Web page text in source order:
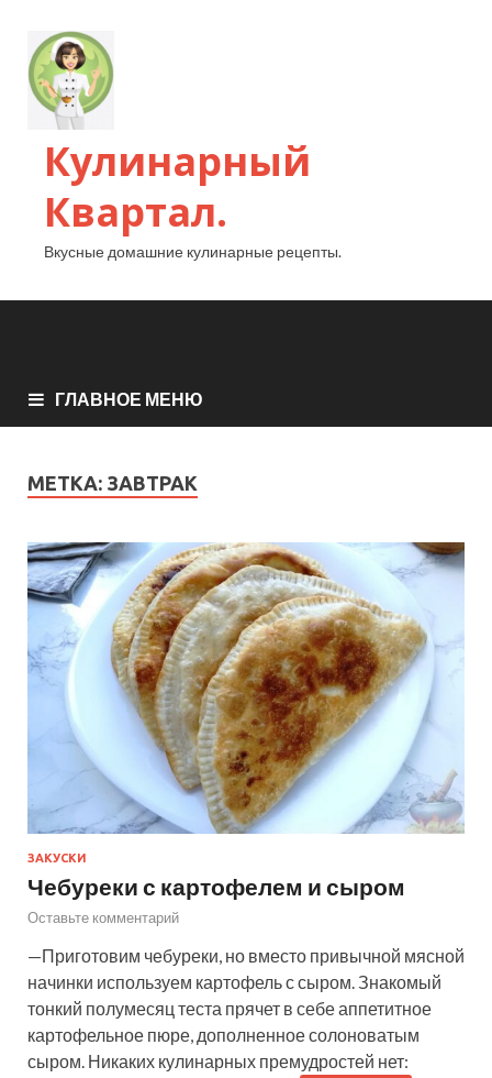
Кулинарный
Квартал.
Вкусные домашние кулинарные рецепты.
ГЛАВНОЕ МЕНЮ
МЕТКА: ЗАВТРАК
ЗАКУСКИ
Чебуреки с картофелем и сыром
Оставьте комментарий
—Приготовим чебуреки, но вместо привычной мясной
начинки используем картофель с сыром. Знакомый
тонкий полумесяц теста прячет в себе аппетитное
картофельное пюре, дополненное солоноватым
сыром. Никаких кулинарных премудростей нет: